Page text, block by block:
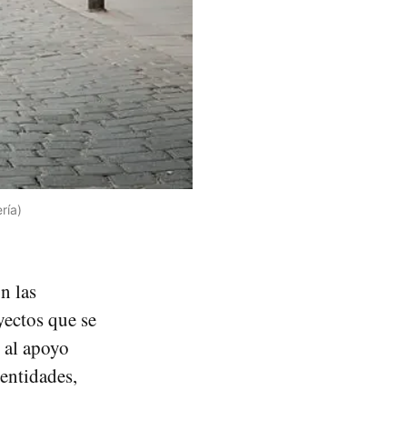
las
que se
apoyo